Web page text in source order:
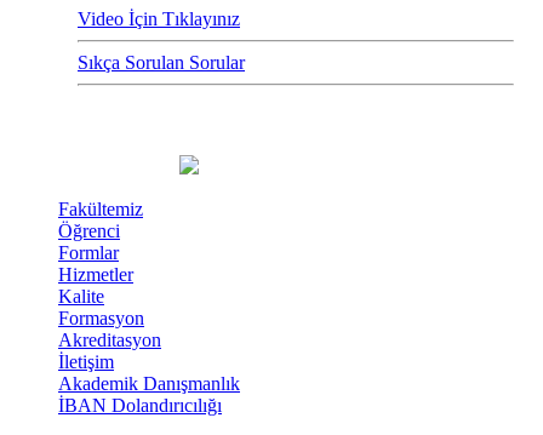
Video İçin Tıklayınız
Sıkça Sorulan Sorular
Fakültemiz
Öğrenci
Formlar
Hizmetler
Kalite
Formasyon
Akreditasyon
İletişim
Akademik Danışmanlık
İBAN Dolandırıcılığı